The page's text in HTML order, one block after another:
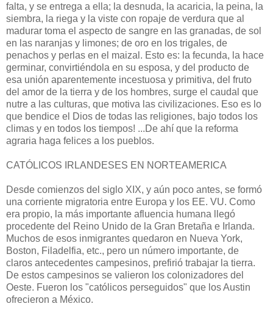
falta, y se entrega a ella; la desnuda, la acaricia, la peina, la
siembra, la riega y la viste con ropaje de verdura que al
madurar toma el aspecto de sangre en las granadas, de sol
en las naranjas y limones; de oro en los trigales, de
penachos y perlas en el maizal. Esto es: la fecunda, la hace
germinar, convirtiéndola en su esposa, y del producto de
esa unión aparentemente incestuosa y primitiva, del fruto
del amor de la tierra y de los hombres, surge el caudal que
nutre a las culturas, que motiva las civilizaciones. Eso es lo
que bendice el Dios de todas las religiones, bajo todos los
climas y en todos los tiempos! ...De ahí que la reforma
agraria haga felices a los pueblos.
CATÓLICOS IRLANDESES EN NORTEAMERICA
Desde comienzos del siglo XIX, y aún poco antes, se formó
una corriente migratoria entre Europa y los EE. VU. Como
era propio, la más importante afluencia humana llegó
procedente del Reino Unido de la Gran Bretaña e Irlanda.
Muchos de esos inmigrantes quedaron en Nueva York,
Boston, Filadelfia, etc., pero un número importante, de
claros antecedentes campesinos, prefirió trabajar la tierra.
De estos campesinos se valieron los colonizadores del
Oeste. Fueron los "católicos perseguidos" que los Austin
ofrecieron a México.